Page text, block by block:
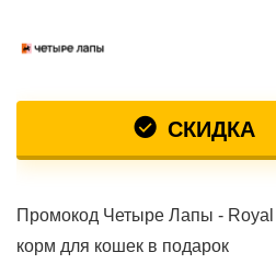
СКИДКА
Промокод Четыре Лапы -
корм для кошек в подарок